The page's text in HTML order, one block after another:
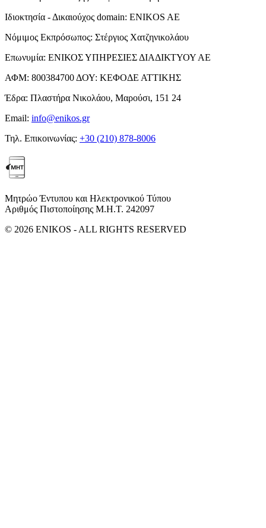
Ιδιοκτησία - Δικαιούχος domain: ENIKOS AE
Νόμιμος Εκπρόσωπος: Στέργιος Χατζηνικολάου
Επωνυμία: ΕΝΙΚΟΣ ΥΠΗΡΕΣΙΕΣ ΔΙΑΔΙΚΤΥΟΥ ΑΕ
ΑΦΜ: 800384700 ΔΟΥ: ΚΕΦΟΔΕ ΑΤΤΙΚΗΣ
Έδρα: Πλαστήρα Νικολάου, Μαρούσι, 151 24
Email: info@enikos.gr
Τηλ. Επικοινωνίας: +30 (210) 878-8006
Μητρώο Έντυπου και Ηλεκτρονικού Τύπου
Αριθμός Πιστοποίησης Μ.Η.Τ. 242097
© 2026 ENIKOS - ALL RIGHTS RESERVED